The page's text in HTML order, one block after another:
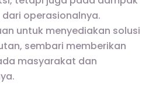
operasionalnya.
untuk menyediakan solusi
sembari memberikan
masyarakat dan